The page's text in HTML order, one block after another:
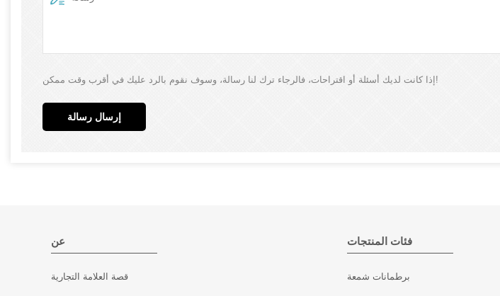
إذا كانت لديك أسئلة أو اقتراحات، فالرجاء ترك لنا رسالة، وسوف نقوم بالرد عليك في أقرب وقت ممكن!
إرسال رسالة
عن
قصة العلامة التجارية
فئات المنتجات
برطمانات شمعة